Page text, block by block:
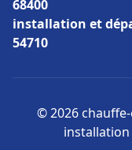
68400
installation et
54710
© 2026